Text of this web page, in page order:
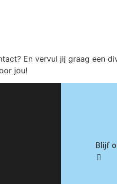
En vervul jij graag een
jou!
Blijf